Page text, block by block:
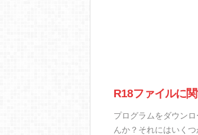
R18ファイルに
プログラムをダウン
んか？それにはいく